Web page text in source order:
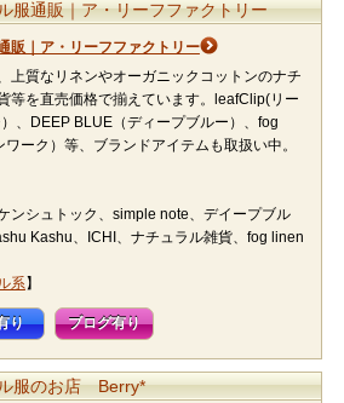
販｜ア・リーフファクトリー
上質なリネンやオーガニックコットンのナチ
等を直売価格で揃えています。leafClip(リー
、DEEP BLUE（ディープブルー）、fog
ーク）等、ブランドアイテムも取扱い中。
ンシュトック、simple note、デイープブル
Kashu、ICHI、ナチュラル雑貨、fog linen
系】
り ブログ有り